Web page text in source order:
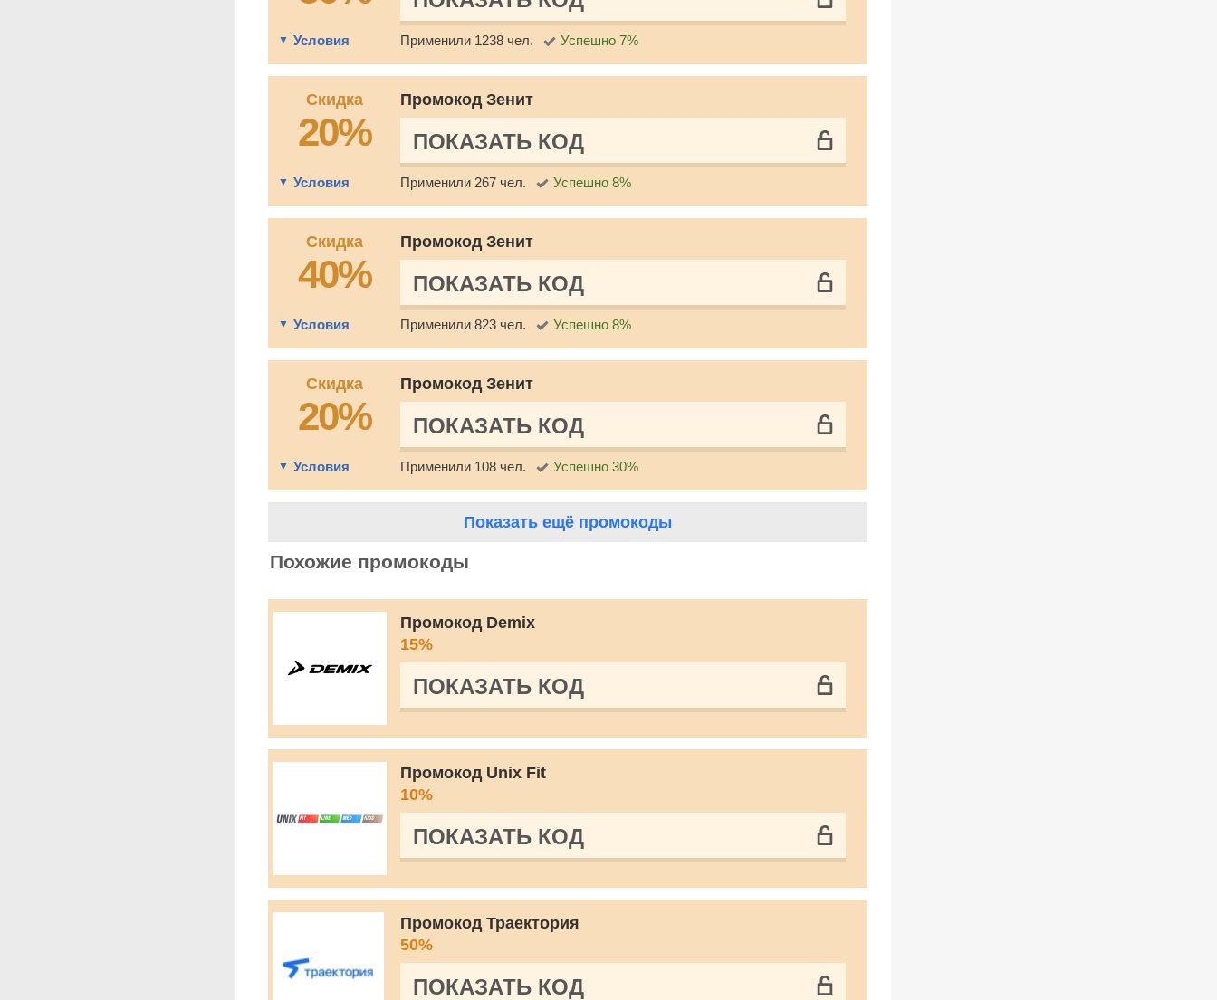
Условия Применили 1238 чел. Успешно 7%
Скидка
20%
Промокод Зенит
ПОКАЗАТЬ КОД
Условия Применили 267 чел. Успешно 8%
Скидка
40%
Промокод Зенит
ПОКАЗАТЬ КОД
Условия Применили 823 чел. Успешно 8%
Скидка
20%
Промокод Зенит
ПОКАЗАТЬ КОД
Условия Применили 108 чел. Успешно 30%
Показать ещё промокоды
Похожие промокоды
Промокод Demix
15%
ПОКАЗАТЬ КОД
Промокод Unix Fit
10%
ПОКАЗАТЬ КОД
Промокод Траектория
50%
ПОКАЗАТЬ КОД